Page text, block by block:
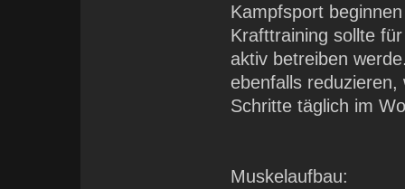
Kampfsport
Krafttraining sollte
aktiv betreiben
ebenfalls
Schritte täglich im
Muskelaufbau: